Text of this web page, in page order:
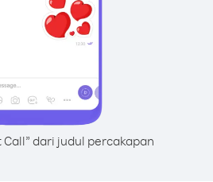
Call” dari judul percakapan